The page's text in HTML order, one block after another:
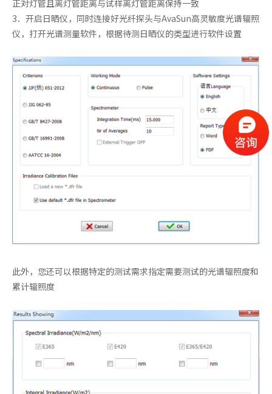
正对灯管且离灯管距离与试样离灯管距离保持一致
3．开启日晒仪，同时连接好光纤探头与AvaSun高灵敏度光谱辐照
仪，打开光谱测量软件，根据待测日晒仪的类型进行软件设置
此外，您还可以根据特定的测试需求指定需要测试的光谱辐照度和
累计辐照度